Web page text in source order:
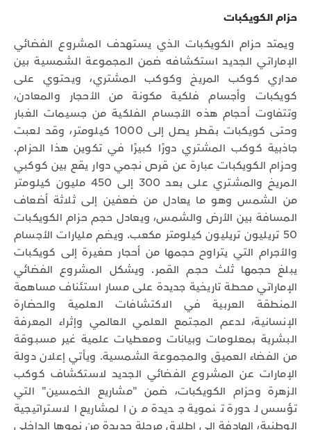
حزام الكويكبات
ويمتد حزام الكويكبات الذي يستهدف المشروع الفضائي
الإماراتي الجديد استكشافه ضمن المجموعة الشمسية بين
مداري كوكب المريخ وكوكب المشتري، ويحتوي على
كويكبات وأجسام فلكية مكونة من الأحجار والمعادن،
وتتفاوت أحجام هذه الأجسام الفلكية من جسيمات الغبار
وحتى كويكبات بقطر يصل إلى 1000 كيلومتر، وقد لعبت
جاذبية كوكب المشتري دورًا كبيرًا في تكوين هذا الحزام.
وحزام الكويكبات عبارة عن قرص نجمي دوار يقع بين كوكبي
المريخ والمشتري على بعد 300 إلى 450 مليون كيلومتر
من الشمس وهو ما يعادل من ضعفين إلى ثلاثة أضعاف
المسافة بين الأرض والشمس، ويعادل حجم حزام الكويكبات
50 تريليون تريليون كيلومتر مكعب. ويضم مليارات الأجسام
والأجرام التي يتراوح حجمها من أحجار صغيرة إلى كويكبات
يبلغ حجمها ثلث حجم القمر. ويشكل المشروع الفضائي
الإماراتي محطة تاريخية جديدة على مسار استئناف مساهمة
المنطقة العربية في الاكتشافات العلمية والحضارة
الإنسانية، لدعم المجتمع العلمي العالمي وإثراء المعرفة
البشرية بمعلومات وبيانات ومعطيات علمية غير مسبوقة
من الفضاء العميق والمجموعة الشمسية. ويأتي إعلان دولة
الإمارات عن المشروع الفضائي الجديد لاستكشاف كوكب
الزهرة وحزام الكويكبات، ضمن "مشاريع الخمسين" التي
تؤسس لدورة تنموية جديدة من المشاريع الاستراتيجية
الوطنية، الهادفة إلى إطلاق مرحلة جديدة من نموها الداخلي